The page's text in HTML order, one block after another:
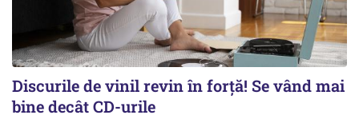
Discurile de vinil revin în forţă! Se vând mai
bine decât CD-urile